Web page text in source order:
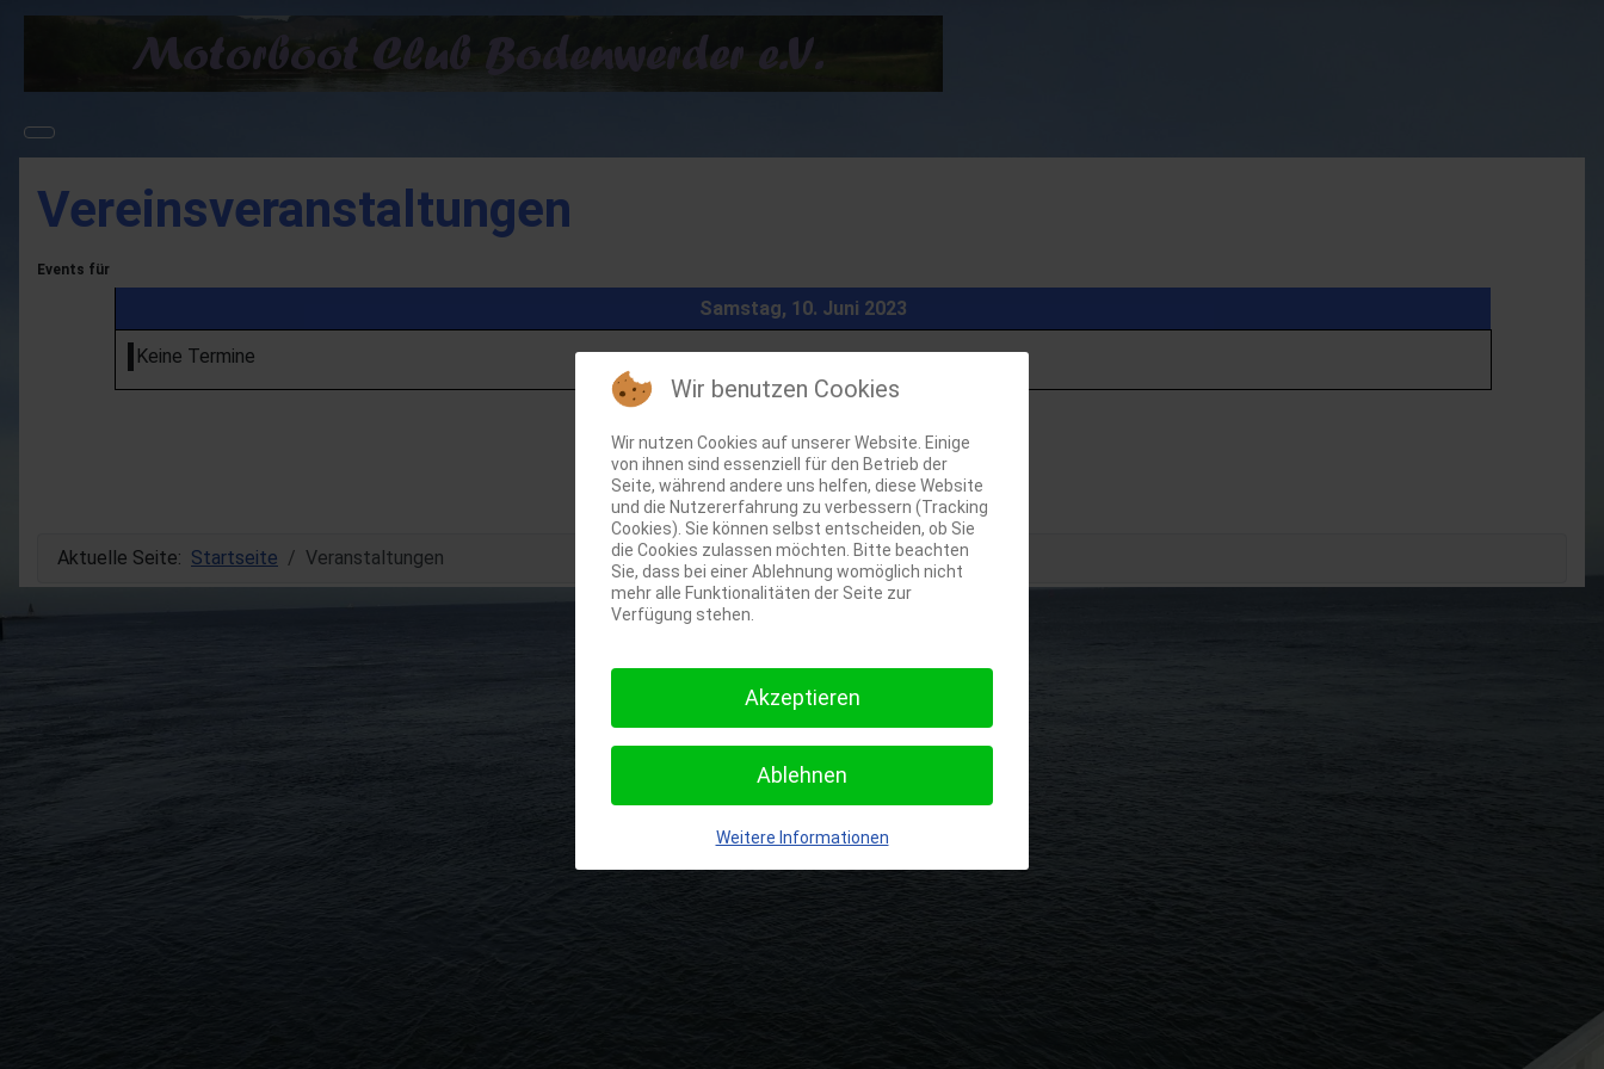
Vereinsveranstaltungen
Events für
Samstag, 10. Juni 2023
Keine Termine
Aktuelle Seite: Startseite Veranstaltungen
Wir benutzen Cookies
Wir nutzen Cookies auf unserer Website. Einige
von ihnen sind essenziell für den Betrieb der
Seite, während andere uns helfen, diese Website
und die Nutzererfahrung zu verbessern (Tracking
Cookies). Sie können selbst entscheiden, ob Sie
die Cookies zulassen möchten. Bitte beachten
Sie, dass bei einer Ablehnung womöglich nicht
mehr alle Funktionalitäten der Seite zur
Verfügung stehen.
Akzeptieren
Ablehnen
Weitere Informationen